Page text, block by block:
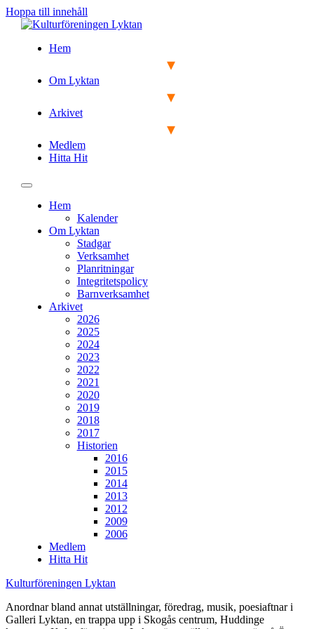
Hoppa till innehåll
Hem
Om Lyktan
Arkivet
Medlem
Hitta Hit
Hem
Kalender
Om Lyktan
Stadgar
Verksamhet
Planritningar
Integritetspolicy
Barnverksamhet
Arkivet
2026
2025
2024
2023
2022
2021
2020
2019
2018
2017
Historien
2016
2015
2014
2013
2012
2009
2006
Medlem
Hitta Hit
Kulturföreningen Lyktan
Anordnar bland annat utställningar, föredrag, musik, poesiaftnar i
Galleri Lyktan, en trappa upp i Skogås centrum, Huddinge